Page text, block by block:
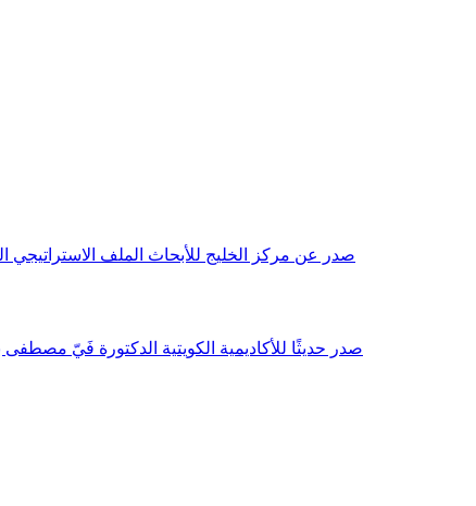
صدر عن مركز الخليج للأبحاث الملف الاستراتيجي السنوي مع بداية عام 2026م، باللغتين العربية والانجليزية وتضمن دراسات تحليلية
صدر حديثًا للأكاديمية الكويتية الدكتورة فَيّ